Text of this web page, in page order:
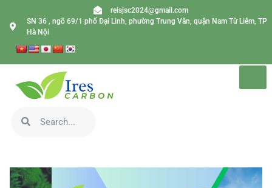
reisjsc2024@gmail.com
SN 36 , ngõ 69/1 phố Đại Linh, phường Trung Văn, quận Nam Từ Liêm, TP
Hà Nội